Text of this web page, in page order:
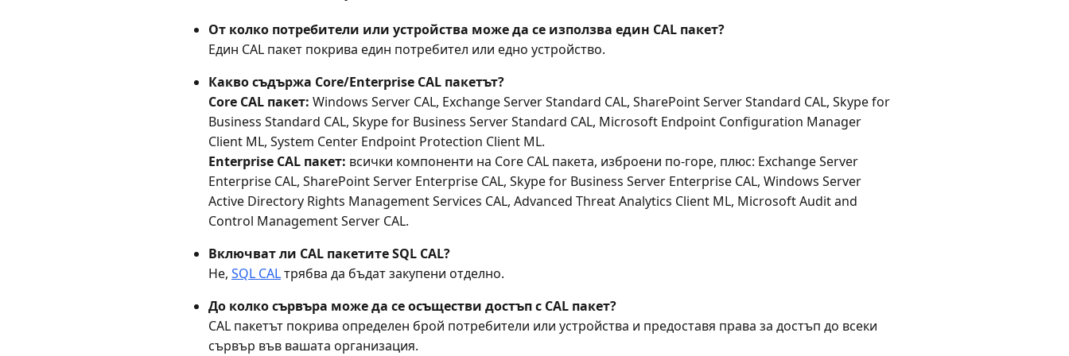
От колко потребители или устройства може да се използва един CAL пакет?
Един CAL пакет покрива един потребител или едно устройство.
Какво съдържа Core/Enterprise CAL пакетът?
Core CAL пакет: Windows Server CAL, Exchange Server Standard CAL, SharePoint Server Standard CAL, Skype for
Business Standard CAL, Skype for Business Server Standard CAL, Microsoft Endpoint Configuration Manager
Client ML, System Center Endpoint Protection Client ML.
Enterprise CAL пакет: всички компоненти на Core CAL пакета, изброени по-горе, плюс: Exchange Server
Enterprise CAL, SharePoint Server Enterprise CAL, Skype for Business Server Enterprise CAL, Windows Server
Active Directory Rights Management Services CAL, Advanced Threat Analytics Client ML, Microsoft Audit and
Control Management Server CAL.
Включват ли CAL пакетите SQL CAL?
Не, SQL CALтрябва да бъдат закупени отделно.
До колко сървъра може да се осъществи достъп с CAL пакет?
CAL пакетът покрива определен брой потребители или устройства и предоставя права за достъп до всеки
сървър във вашата организация.